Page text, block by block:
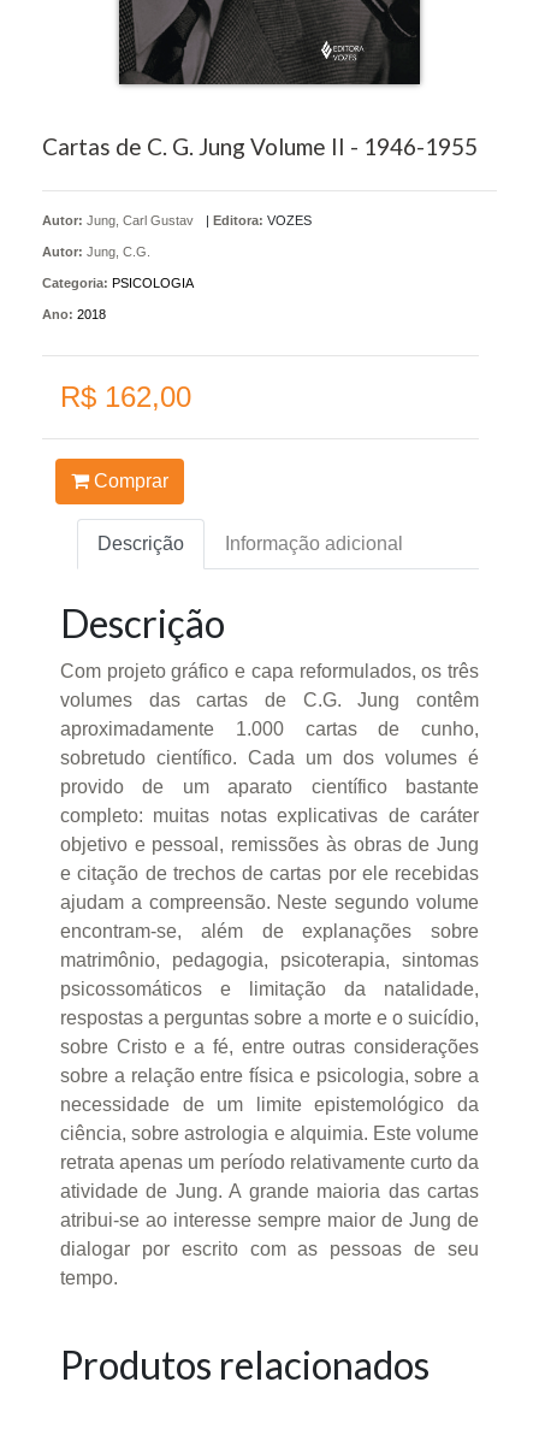
Cartas de C. G. Jung Volume II - 1946-1955
Autor: Jung, Carl Gustav
Autor: Jung, C.G.
Editora: VOZES
Categoria: PSICOLOGIA
Ano: 2018
R$ 162,00
Comprar
Descrição Informação adicional
Descrição
Com projeto gráfico e capa reformulados, os três
volumes das cartas de C.G. Jung contêm
aproximadamente 1.000 cartas de cunho,
sobretudo científico. Cada um dos volumes é
provido de um aparato científico bastante
completo: muitas notas explicativas de caráter
objetivo e pessoal, remissões às obras de Jung
e citação de trechos de cartas por ele recebidas
ajudam a compreensão. Neste segundo volume
encontram-se, além de explanações sobre
matrimônio, pedagogia, psicoterapia, sintomas
psicossomáticos e limitação da natalidade,
respostas a perguntas sobre a morte e o suicídio,
sobre Cristo e a fé, entre outras considerações
sobre a relação entre física e psicologia, sobre a
necessidade de um limite epistemológico da
ciência, sobre astrologia e alquimia. Este volume
retrata apenas um período relativamente curto da
atividade de Jung. A grande maioria das cartas
atribui-se ao interesse sempre maior de Jung de
dialogar por escrito com as pessoas de seu
tempo.
Produtos relacionados